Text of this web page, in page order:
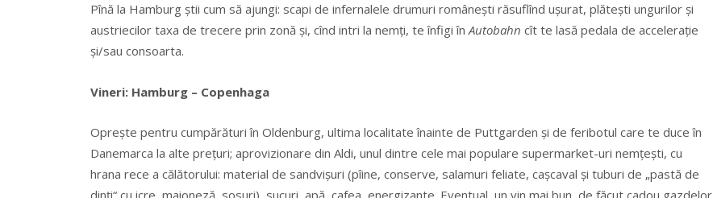
Pînă la Hamburg ştii cum să ajungi: scapi de infernalele drumuri româneşti răsuflînd uşurat, plăteşti ungurilor şi
austriecilor taxa de trecere prin zonă şi, cînd intri la nemţi, te înfigi înAutobahn cît te lasă pedala de accelerație
şi/sau consoarta.
Vineri: Hamburg – Copenhaga
Opreşte pentru cumpărături în Oldenburg, ultima localitate înainte de Puttgarden şi de feribotul care te duce în
Danemarca la alte preţuri; aprovizionare din Aldi, unul dintre cele mai populare supermarket-uri nemţeşti, cu
hrana rece a călătorului: material de sandvişuri (pîine, conserve, salamuri feliate, cașcaval şi tuburi de „pastă de